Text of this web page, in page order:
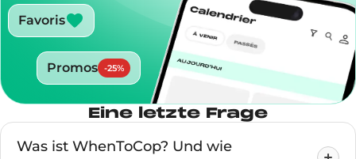
Favoris
Promos -25%
Eine letzte Frage
Was ist WhenToCop? Und wie